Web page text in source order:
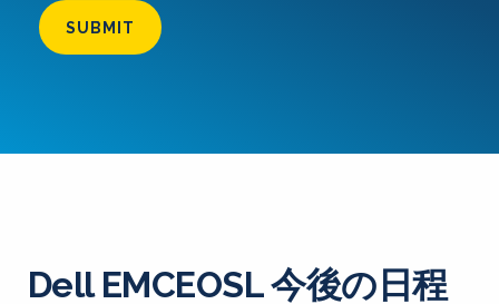
SUBMIT
Dell EMCEOSL 今後の日程